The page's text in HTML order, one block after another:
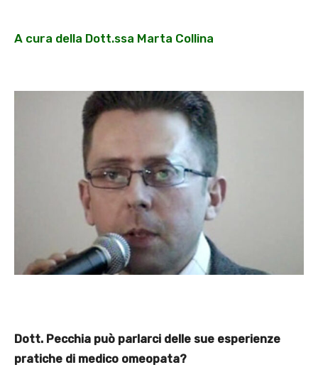
A cura della Dott.ssa Marta Collina
Dott. Pecchia può parlarci delle sue esperienze
pratiche di medico omeopata?